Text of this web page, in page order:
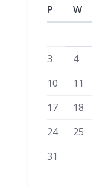
P W
3
4
10
11
17
18
24
25
31